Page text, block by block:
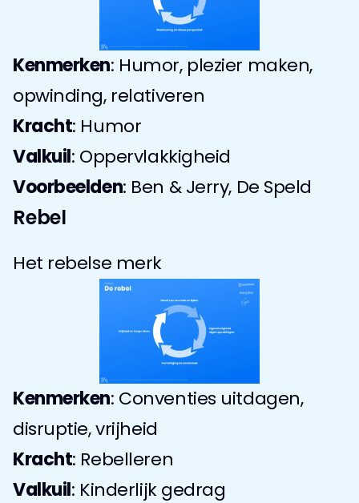
Kenmerken: Humor, plezier maken,
opwinding, relativeren
Kracht: Humor
Valkuil: Oppervlakkigheid
Voorbeelden: Ben & Jerry, De Speld
Rebel
Het rebelse merk
Kenmerken: Conventies uitdagen,
disruptie, vrijheid
Kracht: Rebelleren
Valkuil: Kinderlijk gedrag